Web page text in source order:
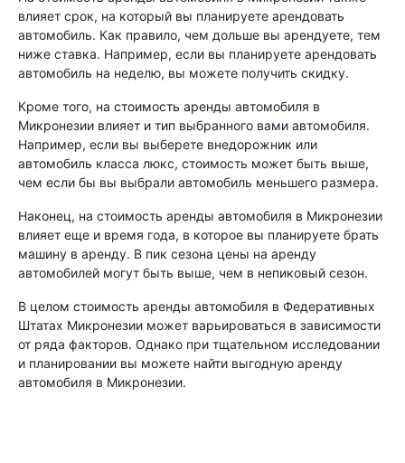
влияет срок, на который вы планируете арендовать
автомобиль. Как правило, чем дольше вы арендуете, тем
ниже ставка. Например, если вы планируете арендовать
автомобиль на неделю, вы можете получить скидку.
Кроме того, на стоимость аренды автомобиля в
Микронезии влияет и тип выбранного вами автомобиля.
Например, если вы выберете внедорожник или
автомобиль класса люкс, стоимость может быть выше,
чем если бы вы выбрали автомобиль меньшего размера.
Наконец, на стоимость аренды автомобиля в Микронезии
влияет еще и время года, в которое вы планируете брать
машину в аренду. В пик сезона цены на аренду
автомобилей могут быть выше, чем в непиковый сезон.
В целом стоимость аренды автомобиля в Федеративных
Штатах Микронезии может варьироваться в зависимости
от ряда факторов. Однако при тщательном исследовании
и планировании вы можете найти выгодную аренду
автомобиля в Микронезии.